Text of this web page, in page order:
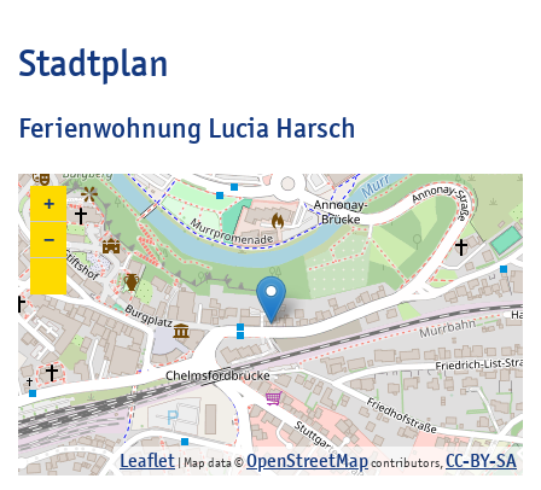
Stadtplan
Ferienwohnung Lucia Harsch
+
−
Leaflet| Map data ©OpenStreetMapcontributors, CC-BY-SA